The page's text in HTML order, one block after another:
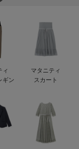
何枚あっても嬉しい
長く使えるアイテム
お部屋映えアイテム
ィ
ギン
マタニティ
スカート